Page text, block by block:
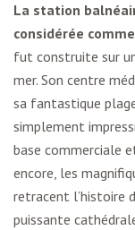
La station
considérée
fut construite sur
mer. Son centre
sa fantastique
simplement
base commerciale
encore, les
retracent l’histoire
puissante